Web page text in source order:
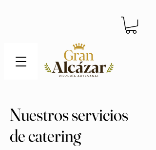
Nuestros servicios
de catering